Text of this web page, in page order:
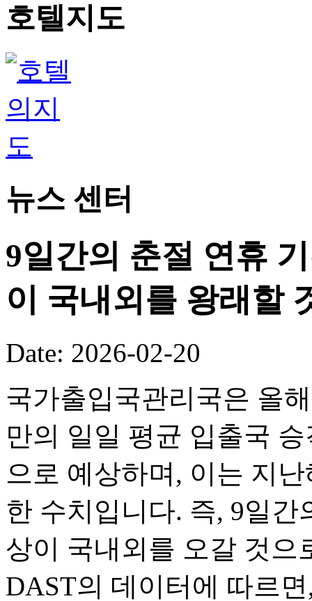
호텔지도
뉴스 센터
9일간의 춘절 연휴
이 국내외를 왕래할
Date: 2026-02-20
국가출입국관리국은 올
만의 일일 평균 입출국
으로 예상하며, 이는 지
한 수치입니다. 즉, 9일간
상이 국내외를 오갈 것으
DAST의 데이터에 따르